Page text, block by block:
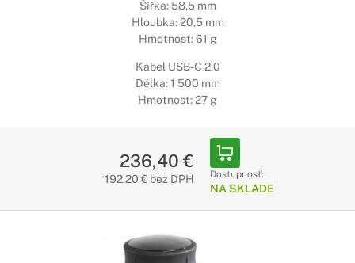
Šířka: 58,5 mm
Hloubka: 20,5 mm
Hmotnost: 61 g
Kabel USB-C 2.0
Délka: 1 500 mm
Hmotnost: 27 g
236,40 €
192,20 € bez DPH Dostupnosť:
NA SKLADE